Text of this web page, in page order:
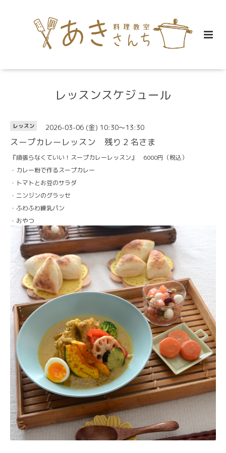
レッスンスケジュール
レッスン 2026-03-06 (金) 10:30～13:30
スープカレーレッスン 残り２名さま
『頑張らなくていい！スープカレーレッスン』 6000円（税込）
・カレー粉で作るスープカレー
・トマトとお豆のサラダ
・ニンジンのグラッセ
・ふわふわ練乳パン
・おやつ